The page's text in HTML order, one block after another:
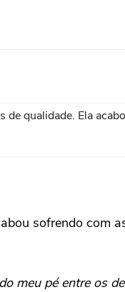
qualidade. Ela
sofrendo com
meu pé entre os